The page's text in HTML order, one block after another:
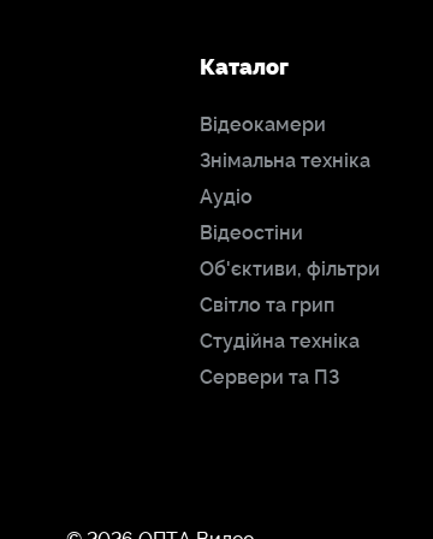
Каталог
Відеокамери
Знімальна техніка
Аудіо
Відеостіни
Об'єктиви, фільтри
Світло та грип
Студійна техніка
Сервери та ПЗ